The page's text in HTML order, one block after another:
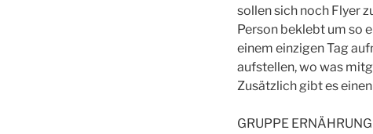
sollen sich noch Flyer
Person beklebt um so
einem einzigen Tag
aufstellen, wo was
Zusätzlich gibt es
GRUPPE ERNÄHRUNG